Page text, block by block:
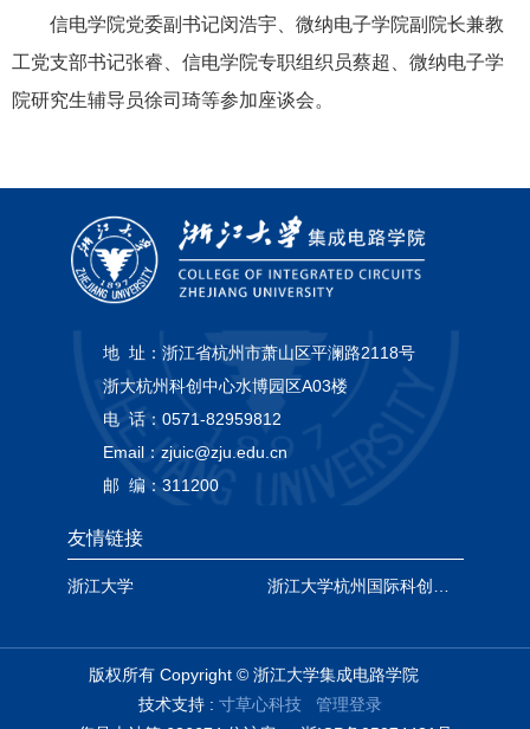
信电学院党委副书记闵浩宇、微纳电子学院副院长兼教
工党支部书记张睿、信电学院专职组织员蔡超、微纳电子学
院研究生辅导员徐司琦等参加座谈会。
地 址： 浙江省杭州市萧山区平澜路2118号
浙大杭州科创中心水博园区A03楼
电 话： 0571-82959812
Email： zjuic@zju.edu.cn
邮 编： 311200
友情链接
浙江大学 浙江大学杭州国际科创中心
版权所有 Copyright © 浙江大学集成电路学院
技术支持 : 寸草心科技
管理登录